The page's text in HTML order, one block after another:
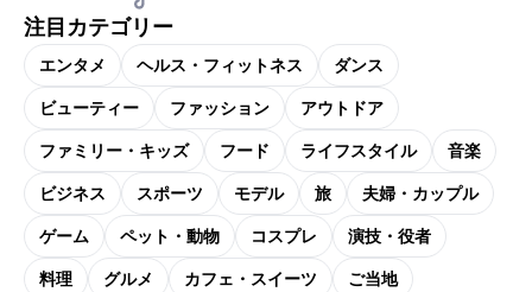
注目カテゴリー
エンタメ ヘルス・フィットネス ダンス
ビューティー ファッション アウトドア
ファミリー・キッズ フード ライフスタイル 音楽
ビジネス スポーツ モデル 旅 夫婦・カップル
ゲーム ペット・動物 コスプレ 演技・役者
料理 グルメ カフェ・スイーツ ご当地